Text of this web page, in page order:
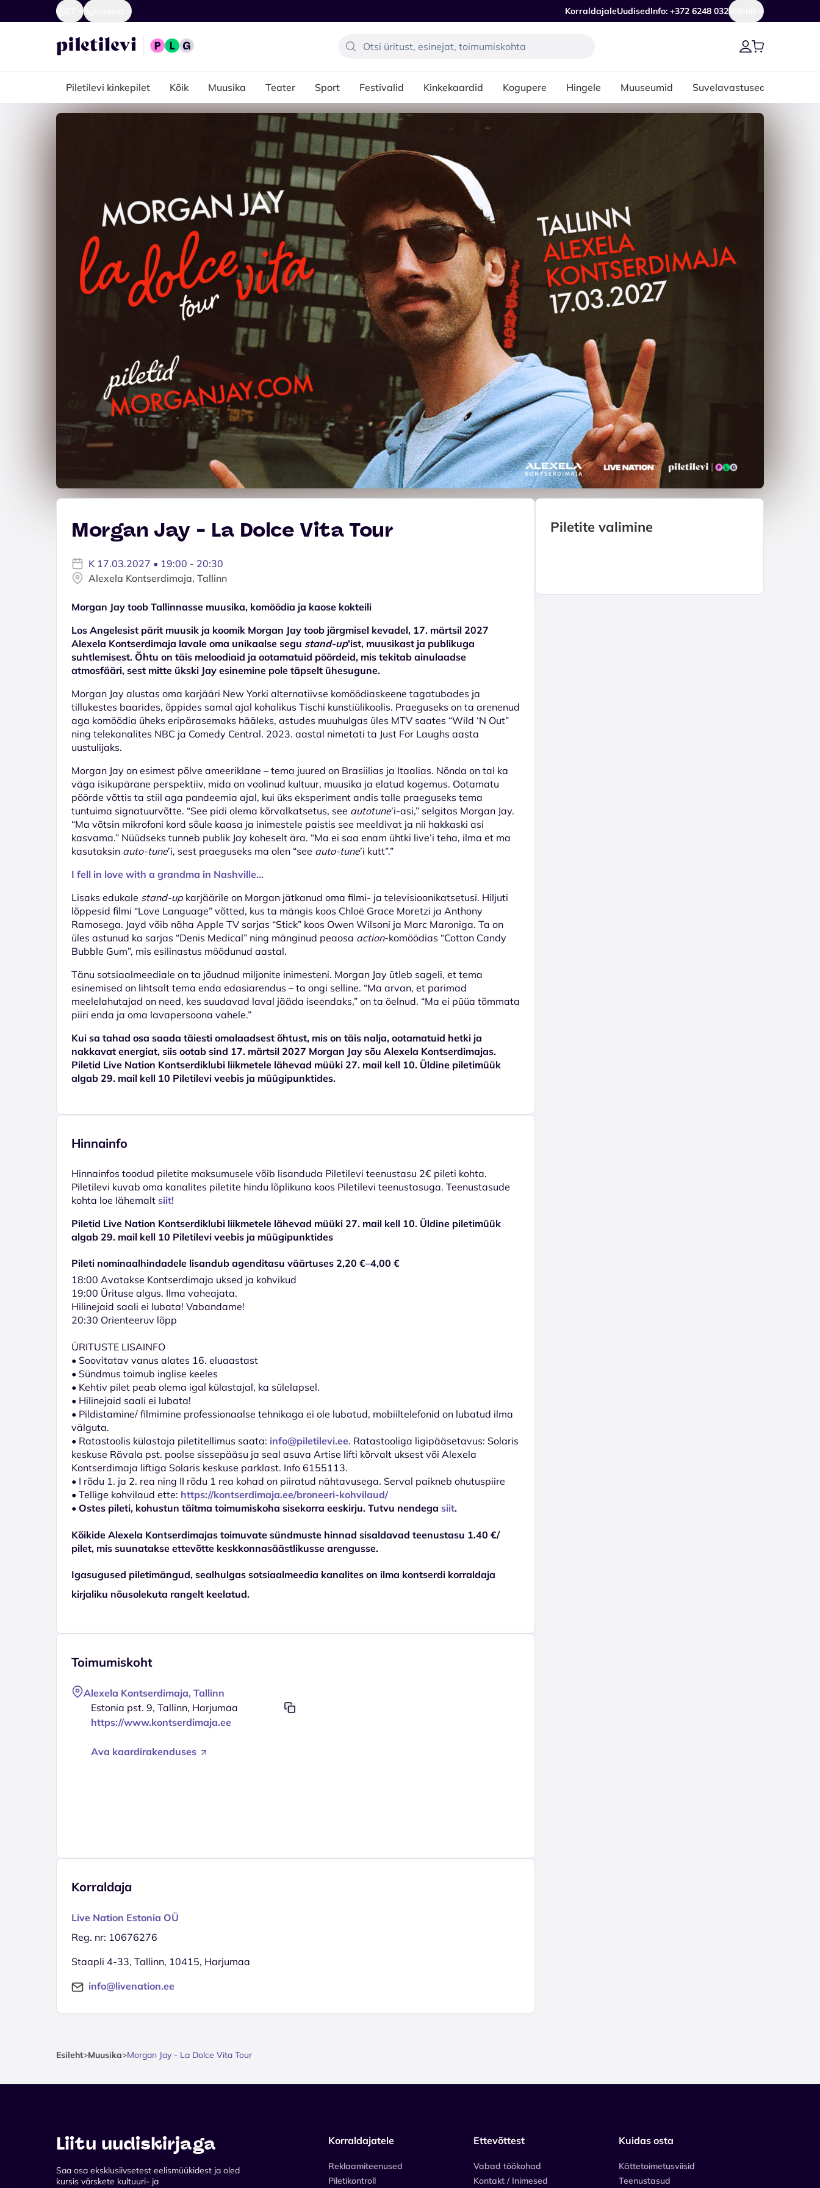
KorraldajaleUudisedInfo: +372 6248 032Vali riik
Piletilevi kinkepilet Kõik Muusika Teater Sport Festivalid Kinkekaardid Kogupere Hingele Muuseumid Suvelavastused
Morgan Jay - La Dolce Vita Tour
K 17.03.2027 • 19:00 - 20:30
Alexela Kontserdimaja, Tallinn
Morgan Jay toob Tallinnasse muusika, komöödia ja kaose kokteili
Los Angelesist pärit muusik ja koomik Morgan Jay toob järgmisel kevadel, 17. märtsil 2027
Alexela Kontserdimaja lavale oma unikaalse segu stand-up’ist, muusikast ja publikuga
suhtlemisest. Õhtu on täis meloodiaid ja ootamatuid pöördeid, mis tekitab ainulaadse
atmosfääri, sest mitte ükski Jay esinemine pole täpselt ühesugune.
Morgan Jay alustas oma karjääri New Yorki alternatiivse komöödiaskeene tagatubades ja
tillukestes baarides, õppides samal ajal kohalikus Tischi kunstiülikoolis. Praeguseks on ta arenenud
aga komöödia üheks eripärasemaks hääleks, astudes muuhulgas üles MTV saates “Wild ‘N Out”
ning telekanalites NBC ja Comedy Central. 2023. aastal nimetati ta Just For Laughs aasta
uustulijaks.
Morgan Jay on esimest põlve ameeriklane – tema juured on Brasiilias ja Itaalias. Nõnda on tal ka
väga isikupärane perspektiiv, mida on voolinud kultuur, muusika ja elatud kogemus. Ootamatu
pöörde võttis ta stiil aga pandeemia ajal, kui üks eksperiment andis talle praeguseks tema
tuntuima signatuurvõtte. “See pidi olema kõrvalkatsetus, see autotune’i-asi,” selgitas Morgan Jay.
“Ma võtsin mikrofoni kord sõule kaasa ja inimestele paistis see meeldivat ja nii hakkaski asi
kasvama.” Nüüdseks tunneb publik Jay koheselt ära. “Ma ei saa enam ühtki live’i teha, ilma et ma
kasutaksin auto-tune’i, sest praeguseks ma olen “see auto-tune’i kutt”.”
I fell in love with a grandma in Nashville...
Lisaks edukale stand-up karjäärile on Morgan jätkanud oma filmi- ja televisioonikatsetusi. Hiljuti
lõppesid filmi “Love Language” võtted, kus ta mängis koos Chloë Grace Moretzi ja Anthony
Ramosega. Jayd võib näha Apple TV sarjas “Stick” koos Owen Wilsoni ja Marc Maroniga. Ta on
üles astunud ka sarjas “Denis Medical” ning mänginud peaosa action-komöödias “Cotton Candy
Bubble Gum”, mis esilinastus möödunud aastal.
Tänu sotsiaalmeediale on ta jõudnud miljonite inimesteni. Morgan Jay ütleb sageli, et tema
esinemised on lihtsalt tema enda edasiarendus – ta ongi selline. “Ma arvan, et parimad
meelelahutajad on need, kes suudavad laval jääda iseendaks,” on ta öelnud. “Ma ei püüa tõmmata
piiri enda ja oma lavapersoona vahele.”
Kui sa tahad osa saada täiesti omalaadsest õhtust, mis on täis nalja, ootamatuid hetki ja
nakkavat energiat, siis ootab sind 17. märtsil 2027 Morgan Jay sõu Alexela Kontserdimajas.
Piletid Live Nation Kontserdiklubi liikmetele lähevad müüki 27. mail kell 10. Üldine piletimüük
algab 29. mail kell 10 Piletilevi veebis ja müügipunktides.
Hinnainfo
Hinnainfos toodud piletite maksumusele võib lisanduda Piletilevi teenustasu 2€ pileti kohta.
Piletilevi kuvab oma kanalites piletite hindu lõplikuna koos Piletilevi teenustasuga. Teenustasude
kohta loe lähemalt siit!
Piletid Live Nation Kontserdiklubi liikmetele lähevad müüki 27. mail kell 10. Üldine piletimüük
algab 29. mail kell 10 Piletilevi veebis ja müügipunktides
Pileti nominaalhindadele lisandub agenditasu väärtuses 2,20 €–4,00 €
18:00 Avatakse Kontserdimaja uksed ja kohvikud
19:00 Ürituse algus. Ilma vaheajata.
Hilinejaid saali ei lubata! Vabandame!
20:30 Orienteeruv lõpp
ÜRITUSTE LISAINFO
• Soovitatav vanus alates 16. eluaastast
• Sündmus toimub inglise keeles
• Kehtiv pilet peab olema igal külastajal, ka sülelapsel.
• Hilinejaid saali ei lubata!
• Pildistamine/ filmimine professionaalse tehnikaga ei ole lubatud, mobiiltelefonid on lubatud ilma
välguta.
• Ratastoolis külastaja piletitellimus saata: info@piletilevi.ee. Ratastooliga ligipääsetavus: Solaris
keskuse Rävala pst. poolse sissepääsu ja seal asuva Artise lifti kõrvalt uksest või Alexela
Kontserdimaja liftiga Solaris keskuse parklast. Info 6155113.
• I rõdu 1. ja 2. rea ning II rõdu 1 rea kohad on piiratud nähtavusega. Serval paikneb ohutuspiire
• Tellige kohvilaud ette: https://kontserdimaja.ee/broneeri-kohvilaud/
• Ostes pileti, kohustun täitma toimumiskoha sisekorra eeskirju. Tutvu nendega siit.
Kõikide Alexela Kontserdimajas toimuvate sündmuste hinnad sisaldavad teenustasu 1.40 €/
pilet, mis suunatakse ettevõtte keskkonnasäästlikusse arengusse.
Igasugused piletimängud, sealhulgas sotsiaalmeedia kanalites on ilma kontserdi korraldaja
kirjaliku nõusolekuta rangelt keelatud.
Toimumiskoht
Alexela Kontserdimaja, Tallinn
Estonia pst. 9, Tallinn, Harjumaa
https://www.kontserdimaja.ee
Ava kaardirakenduses
Korraldaja
Live Nation Estonia OÜ
Reg. nr: 10676276
Staapli 4-33, Tallinn, 10415, Harjumaa
info@livenation.ee
Piletite valimine
Esileht>Muusika>Morgan Jay - La Dolce Vita Tour
Liitu uudiskirjaga
Saa osa eksklusiivsetest eelismüükidest ja oled
kursis värskete kultuuri- ja
Korraldajatele
Reklaamiteenused
Piletikontroll
Ettevõttest
Vabad töökohad
Kontakt / Inimesed
Kuidas osta
Kättetoimetusviisid
Teenustasud